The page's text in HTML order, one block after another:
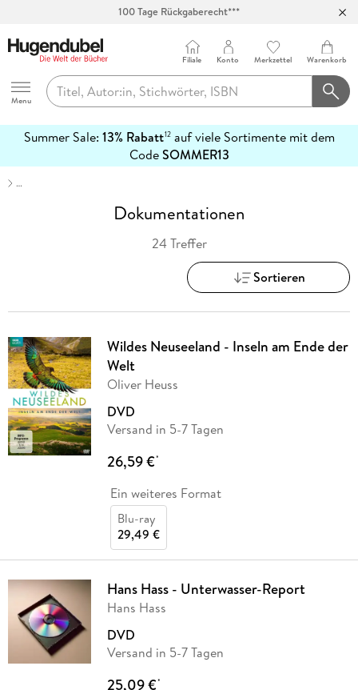
Abholung in über 100 Filialen
Hugendubel
Menu
Filiale Konto Merkzettel Warenkorb
Summer Sale: 13% Rabatt12auf viele Sortimente mit dem
CodeSOMMER13
erfahren
…
Dokumentationen
24 Treffer
Sortieren
Wildes Neuseeland - Inseln am Ende der
Welt
Oliver Heuss
DVD
Versand in 5-7 Tagen
26,59 €*
Ein weiteres Format
Blu-ray
29,49 €
Hans Hass - Unterwasser-Report
Hans Hass
DVD
Versand in 5-7 Tagen
25,09 €*